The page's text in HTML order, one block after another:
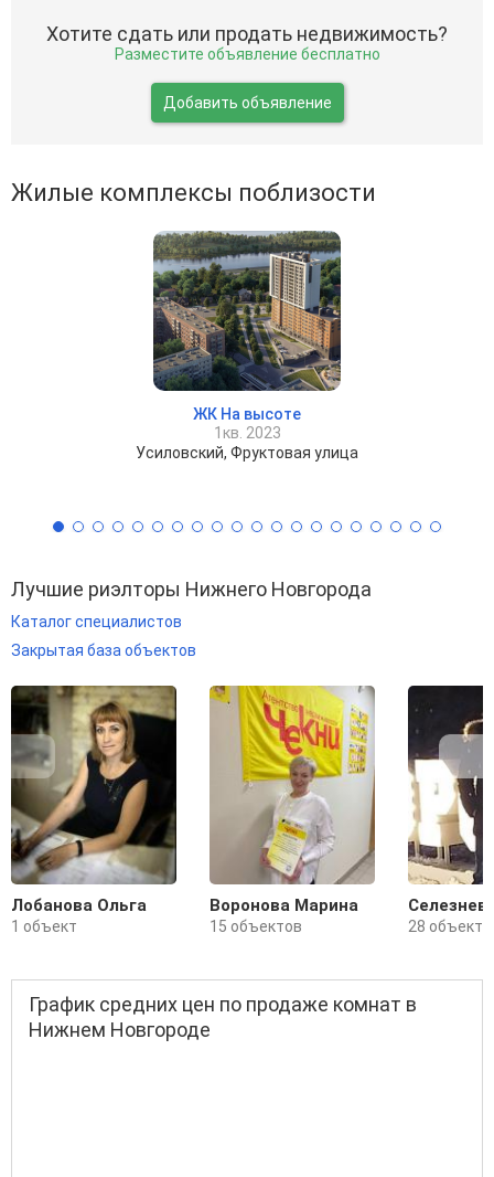
Хотите сдать или продать недвижимость?
Разместите объявление бесплатно
Добавить объявление
Жилые комплексы поблизости
ЖК На высоте
1кв. 2023
Усиловский, Фруктовая улица
Лучшие риэлторы Нижнего Новгорода
Каталог специалистов
Закрытая база объектов
Лобанова Ольга
1 объект
Воронова Марина
15 объектов
Селезнев
28
График средних цен по продаже комнат в
Нижнем Новгороде